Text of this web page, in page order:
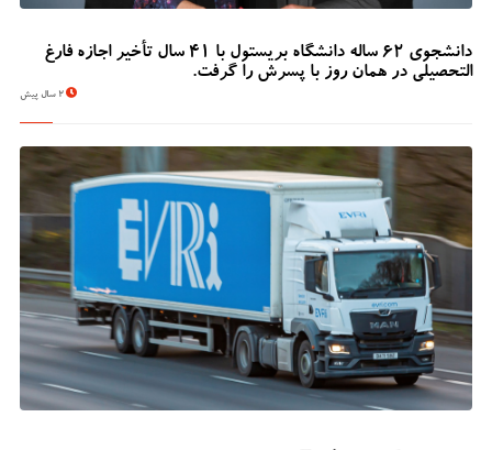
دانشجوی 62 ساله دانشگاه بریستول با 41 سال تأخیر اجازه فارغ
التحصیلی در همان روز با پسرش را گرفت.
2 سال پیش